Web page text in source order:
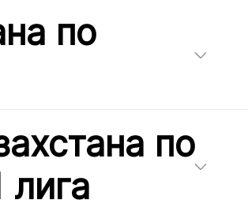
по
по
лига